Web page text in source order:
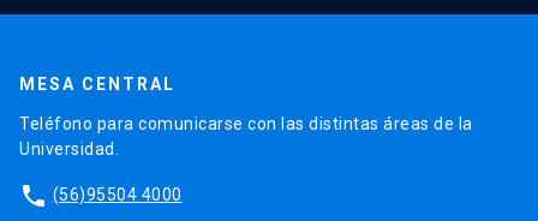
MESA CENTRAL
Teléfono para comunicarse con las distintas áreas de la
Universidad.
phone (56)95504 4000